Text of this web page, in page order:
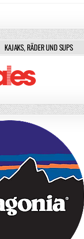
KAJAKS, RÄDER UND SUPS